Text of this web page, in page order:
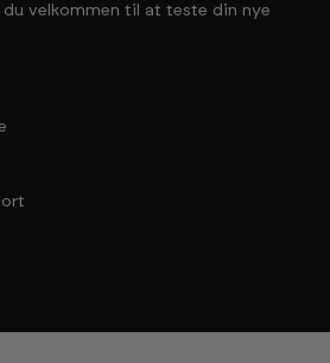
du velkommen til at teste din nye